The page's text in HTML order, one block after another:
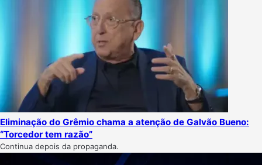
Eliminação do Grêmio chama a atenção de Galvão Bueno:
“Torcedor tem razão”
Continua depois da propaganda.